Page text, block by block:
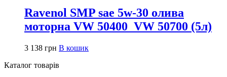
Ravenol SMP sae 5w-30 олива
моторна VW 50400_VW 50700 (5л)
3 138 грн В кошик
Каталог товарів